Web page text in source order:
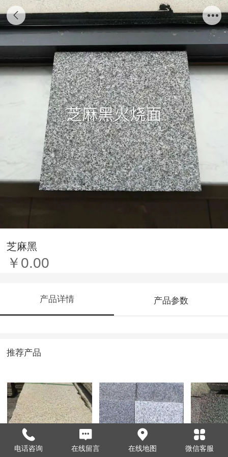
芝麻黑
￥0.00
产品详情 产品参数
推荐产品
山东黄金麻 芝麻白价格 芝麻黑
电话咨询 在线留言 在线地图 微信客服